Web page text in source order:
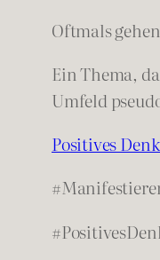
Oftmals
Ein Thema,
Umfeld
Positives